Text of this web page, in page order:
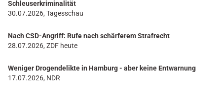
Schleuserkriminalität
30.07.2026, Tagesschau
Nach CSD-Angriff: Rufe nach schärferem Strafrecht
28.07.2026, ZDF heute
Weniger Drogendelikte in Hamburg - aber keine Entwarnung
17.07.2026, NDR